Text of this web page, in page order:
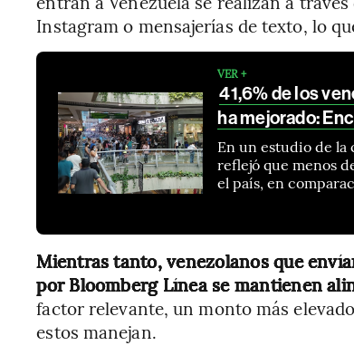
Instagram o mensajerías de texto, lo
VER +
41,6% de los
ha mejorado:
En un estudio de la
reflejó que menos
el país, en
Mientras tanto, venezolanos que
por Bloomberg Línea se mantienen
factor relevante, un monto más
estos manejan.